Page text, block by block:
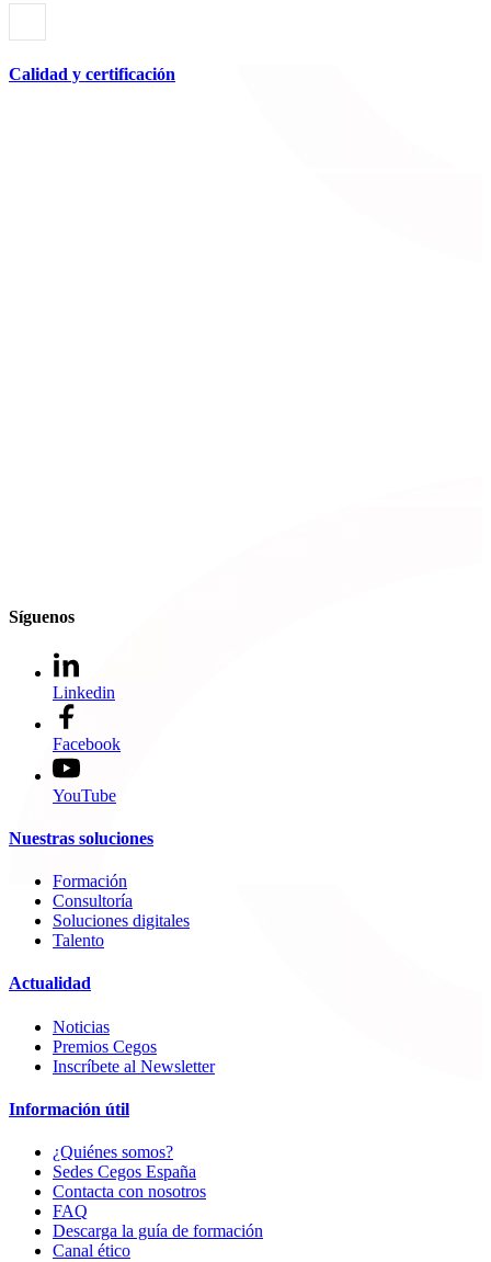
Calidad y certificación
Síguenos
Linkedin
Facebook
YouTube
Nuestras soluciones
Formación
Consultoría
Soluciones digitales
Talento
Actualidad
Noticias
Premios Cegos
Inscríbete al Newsletter
Información útil
¿Quiénes somos?
Sedes Cegos España
Contacta con nosotros
FAQ
Descarga la guía de formación
Canal ético